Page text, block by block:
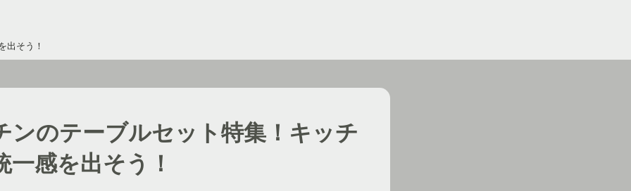
出そう！
ンのテーブルセット特集！キッチ
一感を出そう！